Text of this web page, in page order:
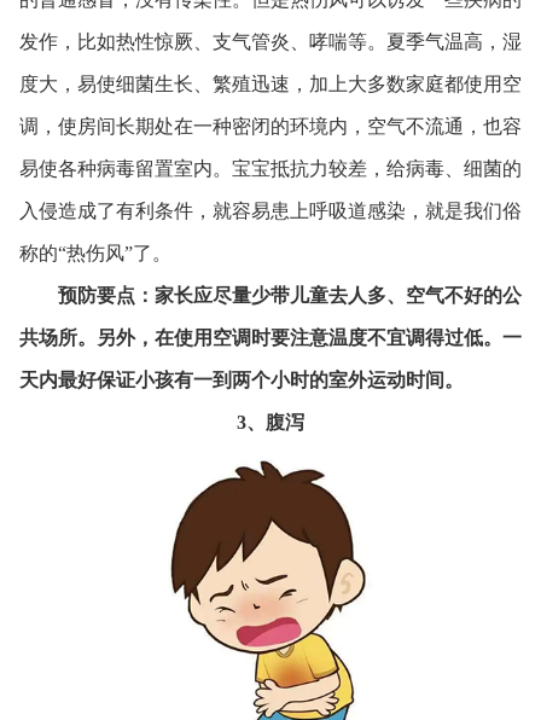
发作，比如热性惊厥、支气管炎、哮喘等。夏季气温高，湿
度大，易使细菌生长、繁殖迅速，加上大多数家庭都使用空
调，使房间长期处在一种密闭的环境内，空气不流通，也容
易使各种病毒留置室内。宝宝抵抗力较差，给病毒、细菌的
入侵造成了有利条件，就容易患上呼吸道感染，就是我们俗
称的“热伤风”了。
预防要点：家长应尽量少带儿童去人多、空气不好的公
共场所。另外，在使用空调时要注意温度不宜调得过低。一
天内最好保证小孩有一到两个小时的室外运动时间。
3、 腹泻